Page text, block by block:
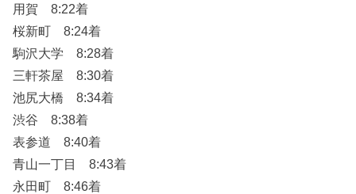
用賀 8:22着
桜新町 8:24着
駒沢大学 8:28着
三軒茶屋 8:30着
池尻大橋 8:34着
渋谷 8:38着
表参道 8:40着
青山一丁目 8:43着
永田町 8:46着